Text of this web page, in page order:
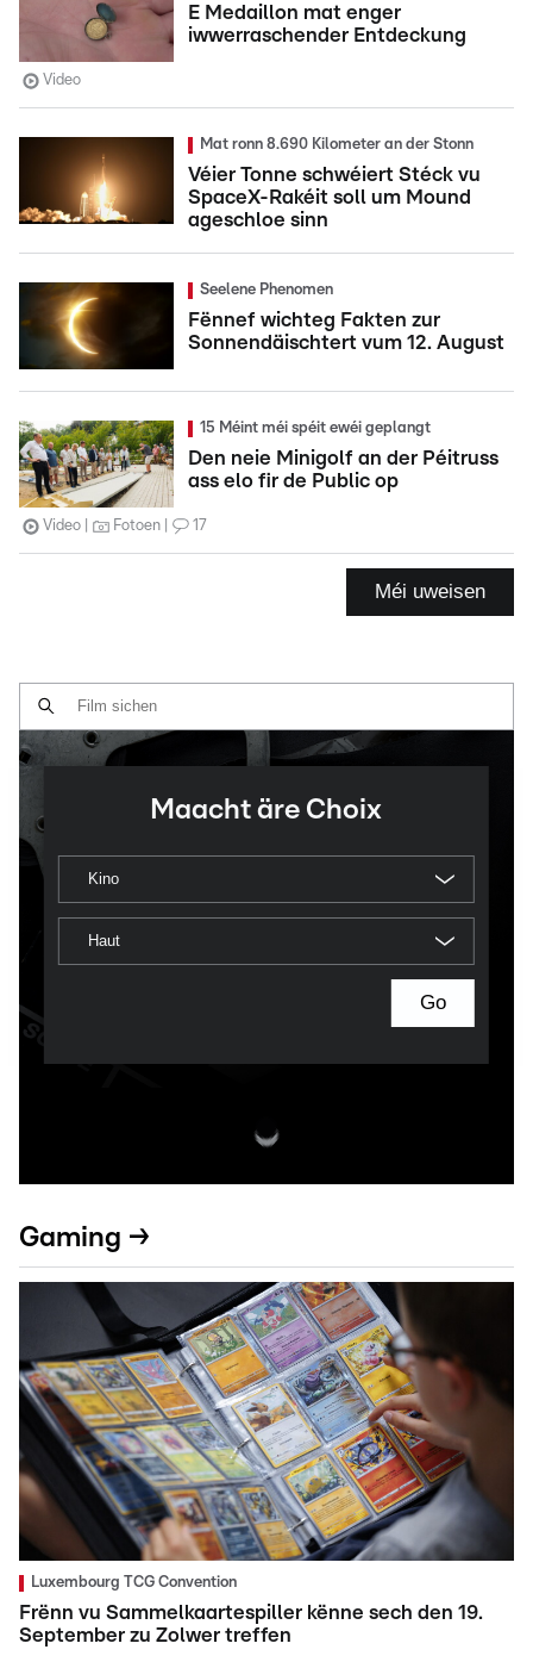
E Medaillon mat enger
iwwerraschender Entdeckung
Video
Mat ronn 8.690 Kilometer an der Stonn
Véier Tonne schwéiert Stéck vu
SpaceX-Rakéit soll um Mound
ageschloe sinn
Seelene Phenomen
Fënnef wichteg Fakten zur
Sonnendäischtert vum 12. August
15 Méint méi spéit ewéi geplangt
Den neie Minigolf an der Péitruss
ass elo fir de Public op
Video Fotoen 17
Méi uweisen
Maacht äre Choix
Kino
Haut
Go
Gaming →
Luxembourg TCG Convention
Frënn vu Sammelkaartespiller kënne sech den 19.
September zu Zolwer treffen